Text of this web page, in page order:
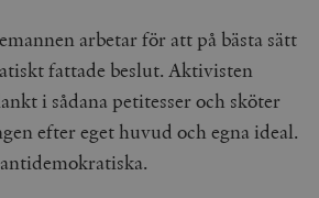
arbetar för att på bästa sätt
fattade beslut. Aktivisten
i sådana petitesser och sköter
efter eget huvud och egna ideal.